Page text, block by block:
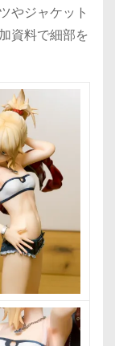
やジャケット
資料で細部を